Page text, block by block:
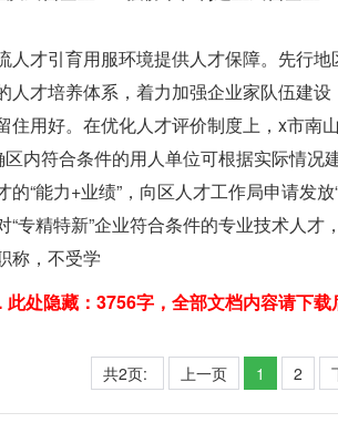
才引育用服环境提供人才保障。先行地
人才培养体系，着力加强企业家队伍建
住用好。在优化人才评价制度上，x市南
区内符合条件的用人单位可根据实际情
“能力+业绩”，向区人才工作局申请发
“专精特新”企业符合条件的专业技术人
称，不受学
处隐藏：3756字，全部文档内容请下
共2页: 上一页 1 2